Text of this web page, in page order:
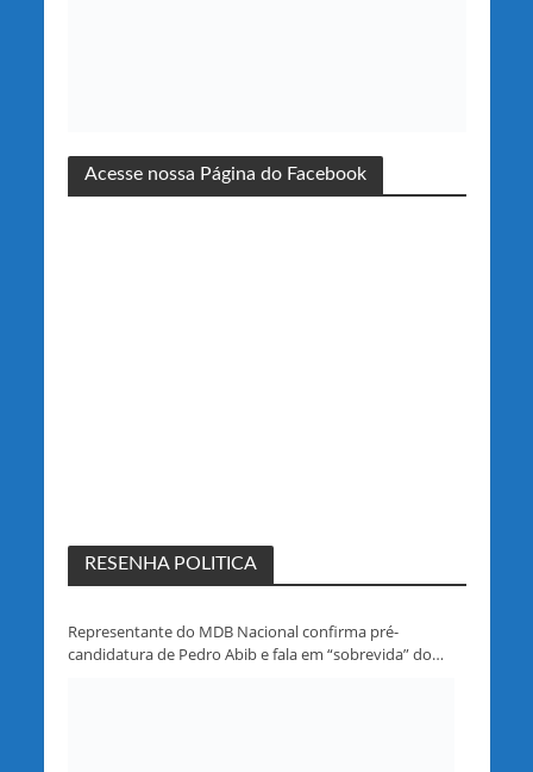
Acesse nossa Página do Facebook
RESENHA POLITICA
Representante do MDB Nacional confirma pré-
candidatura de Pedro Abib e fala em “sobrevida” do